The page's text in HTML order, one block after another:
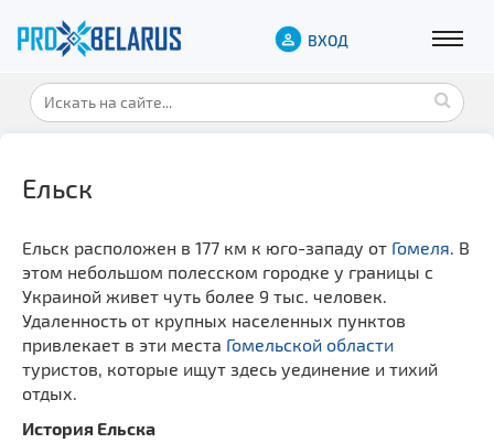
ВХОД
Ельск
Ельск расположен в 177 км к юго-западу от Гомеля . В
этом небольшом полесском городке у границы с
Украиной живет чуть более 9 тыс. человек.
Удаленность от крупных населенных пунктов
привлекает в эти места Гомельской области
туристов, которые ищут здесь уединение и тихий
отдых.
История Ельска